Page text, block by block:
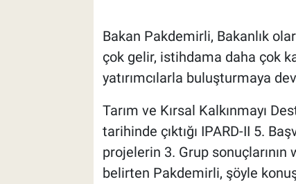
Bakan Pakdemirli, Bakanlık
çok gelir, istihdama daha çok
yatırımcılarla buluşturmaya
Tarım ve Kırsal Kalkınmayı
tarihinde çıktığı IPARD-II 5.
projelerin 3. Grup sonuçlarının
belirten Pakdemirli, şöyle